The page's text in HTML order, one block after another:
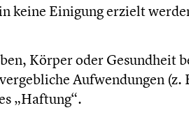
keine Einigung erzielt
Körper oder Gesundheit
Aufwendungen (z.
„Haftung“.